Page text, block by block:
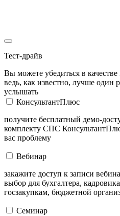
Тест-драйв
Вы можете убедиться в
ведь, как известно, лучше один
услышать
КонсультантПлюс
получите бесплатный демо-
комплекту СПС
вас проблему
Вебинар
закажите доступ к записи
выбор для бухгалтера,
госзакупкам, бюджетной
Семинар